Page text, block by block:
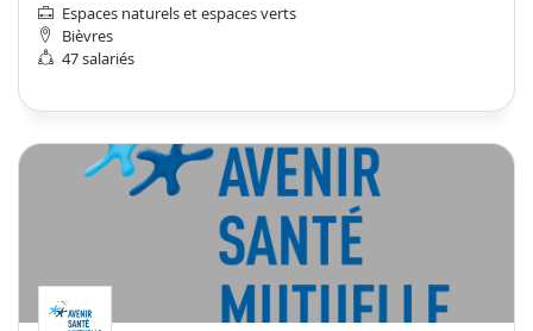
Espaces naturels et espaces verts
Bièvres
47 salariés